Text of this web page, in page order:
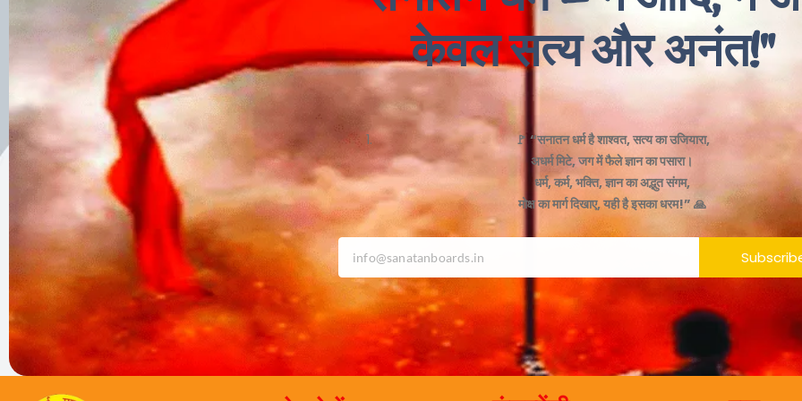
केवल सत्य और अनंत!"
🚩 “सनातन धर्म है शाश्वत, सत्य का उजियारा,
अधर्म मिटे, जग में फैले ज्ञान का पसारा।
धर्म, कर्म, भक्ति, ज्ञान का अद्भुत संगम,
मोक्ष का मार्ग दिखाए, यही है इसका धरम!” 🙏